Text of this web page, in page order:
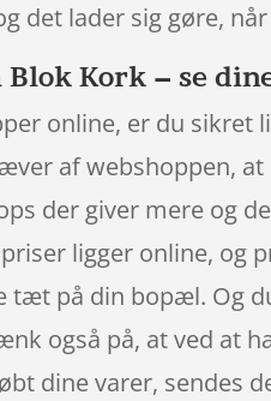
det lader sig gøre,
Blok Kork – se
online, er du sikret
af webshoppen,
der giver mere og
ligger online, og
tæt på din bopæl. Og
også på, at ved at
dine varer, sendes